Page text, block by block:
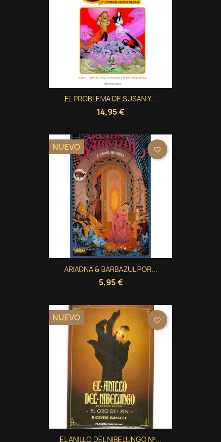
EL PROBLEMA DE SUSAN Y...
14,95 €
ARIADNA & BARBAZUL POR...
5,95 €
NUEVO favorite_border
EL ANILLO DEL NIBELUNGO Nº...
NUEVO favorite_border